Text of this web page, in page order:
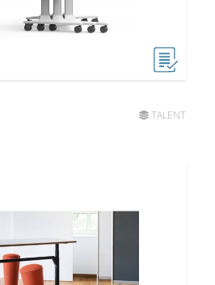
TALENT